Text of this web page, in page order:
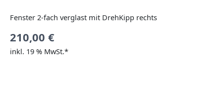
Fenster 2-fach verglast mit DrehKipp rechts
210,00 €
inkl. 19 % MwSt.*